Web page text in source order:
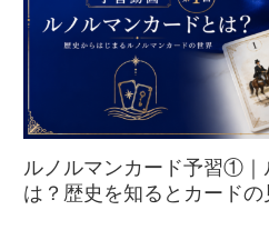
ルノルマンカード予習①｜
は？歴史を知るとカード